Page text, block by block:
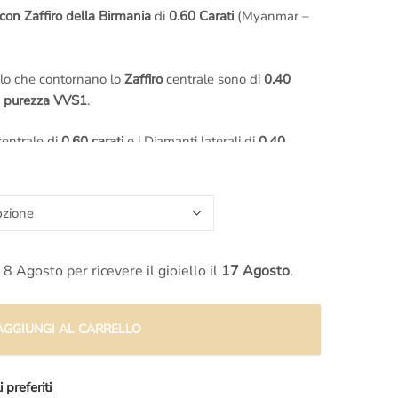
Zaffiro della Birmania di 0.60 Carati (Myanmar –
che contornano lo Zaffirocentrale sono di 0.40
purezza VVS1.
di 0.60 carati e i Diamanti laterali di 0.40
Bianco 18 karati
più si addice alla tua idea dicolore e qualità. Su
come preferisci, cambiando ad esempio la
8 Agosto per ricevere il gioiello il 17 Agosto.
AL CARRELLO
preferiti